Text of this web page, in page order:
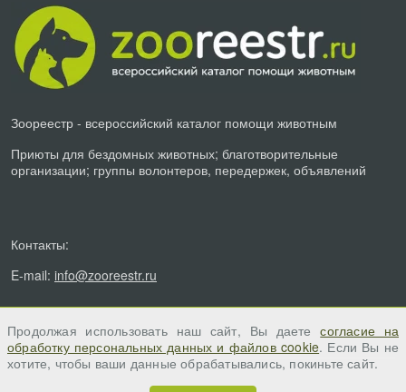
Зоореестр - всероссийский каталог помощи животным
Приюты для бездомных животных; благотворительные
организации; группы волонтеров, передержек, объявлений
Контакты:
E-mail: info@zooreestr.ru
Продолжая использовать наш сайт, Вы даетесогласие на
обработку персональных данных и файлов cookie. Если Вы не
хотите, чтобы ваши данные обрабатывались, покиньте сайт.